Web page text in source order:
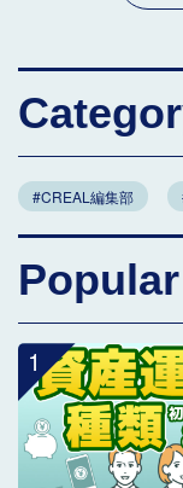
#CREAL編集部
Popular
1